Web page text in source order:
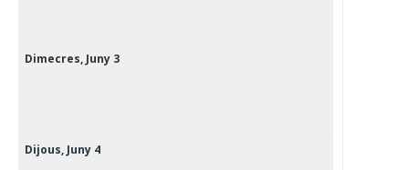
Dimecres, Juny 3
Dijous, Juny 4